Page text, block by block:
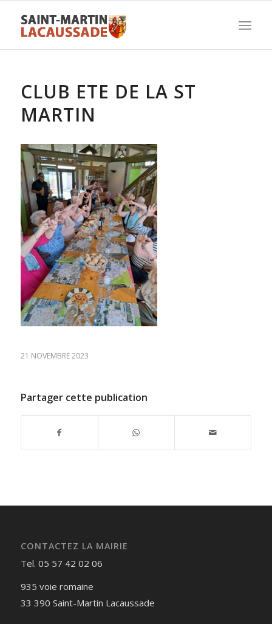
CLUB ETE DE LA ST
MARTIN
21 NOVEMBRE 2023
Partager cette publication
CONTACTEZ LA MAIRIE
Tel. 05 57 42 02 06
935 voie romaine
33 390 Saint-Martin Lacaussade